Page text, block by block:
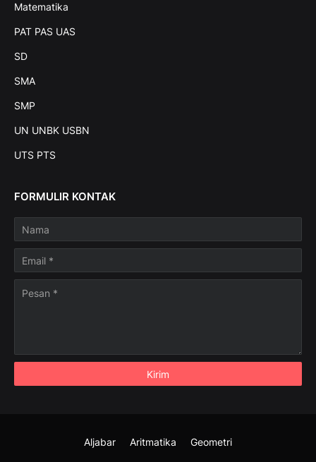
Matematika
PAT PAS UAS
SD
SMA
SMP
UN UNBK USBN
UTS PTS
FORMULIR KONTAK
Aljabar Aritmatika Geometri